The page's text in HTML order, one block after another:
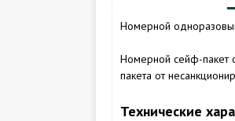
Номерной
Номерной сейф-пакет
пакета от
Технические